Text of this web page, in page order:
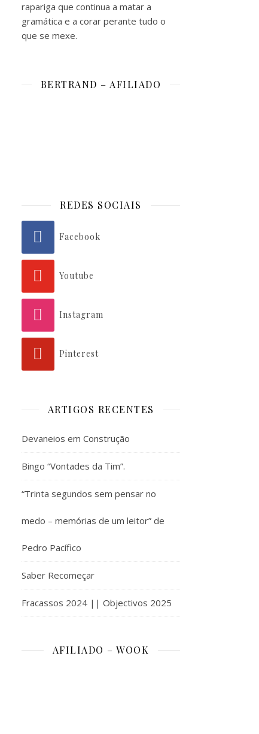
rapariga que continua a matar a
gramática e a corar perante tudo o
que se mexe.
BERTRAND – AFILIADO
REDES SOCIAIS
Facebook
Youtube
Instagram
Pinterest
ARTIGOS RECENTES
Devaneios em Construção
Bingo “Vontades da Tim”.
“Trinta segundos sem pensar no
medo – memórias de um leitor” de
Pedro Pacífico
Saber Recomeçar
Fracassos 2024 || Objectivos 2025
AFILIADO – WOOK